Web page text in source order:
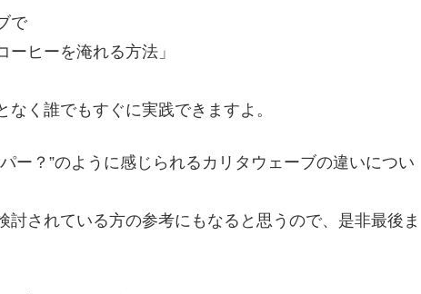
で
ーヒーを淹れる方法」
く誰でもすぐに実践できますよ。
ー？”のように感じられるカリタウェーブの違いについ
されている方の参考にもなると思うので、是非最後ま